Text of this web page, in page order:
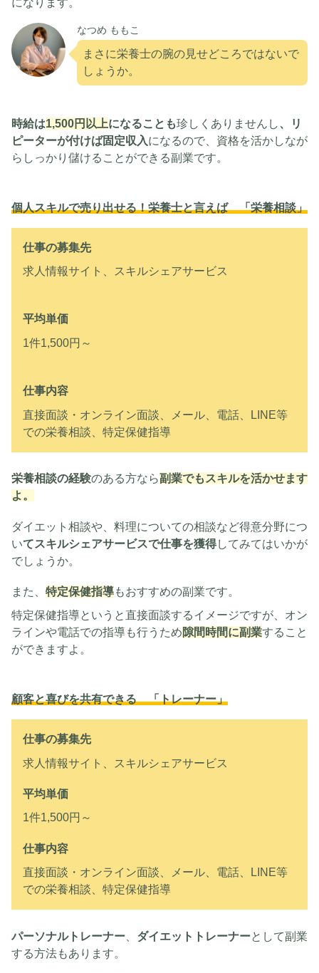
になります。
なつめ ももこ
まさに栄養士の腕の見せどころではないで
しょうか。
時給は1,500円以上になることも珍しくありませんし、リ
ピーターが付けば固定収入になるので、資格を活かしなが
らしっかり儲けることができる副業です。
個人スキルで売り出せる！栄養士と言えば 「栄養相談」
仕事の募集先
求人情報サイト、スキルシェアサービス
平均単価
1件1,500円～
仕事内容
直接面談・オンライン面談、メール、電話、LINE等
での栄養相談、特定保健指導
栄養相談の経験のある方なら副業でもスキルを活かせます
よ。
ダイエット相談や、料理についての相談など得意分野につ
いてスキルシェアサービスで仕事を獲得してみてはいかが
でしょうか。
また、 特定保健指導もおすすめの副業です。
特定保健指導というと直接面談するイメージですが、オン
ラインや電話での指導も行うため隙間時間に副業すること
ができますよ。
顧客と喜びを共有できる 「トレーナー」
仕事の募集先
求人情報サイト、スキルシェアサービス
平均単価
1件1,500円～
仕事内容
直接面談・オンライン面談、メール、電話、LINE等
での栄養相談、特定保健指導
パーソナルトレーナー ダイエットトレーナーとして副業
する方法もあります。